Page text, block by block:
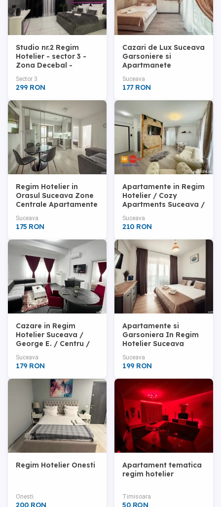
Studio nr.2 Regim
Hotelier - sector 3 -
Zona Decebal -
Sector 3
299 RON
Cazari de Lux Suceava
Garsoniere si
Apartmanete
Vouchere de Vacanta
Suceava
177 RON
Regim Hotelier in
Orasul Suceava Zone
Centrale Apartamente
Vouchere Vacante
Suceava
175 RON
Apartamente in Regim
Hotelier / Cozy
Apartments Suceava /
SODEXO
Suceava
210 RON
Cazare in Regim
Hotelier Suceava /
George E. / Centru /
Suceava
179 RON
Apartamente si
Garsoniera In Regim
Hotelier Suceava
Suceava
199 RON
Regim Hotelier Onesti
Onesti
200 RON
Apartament tematica
regim hotelier
Timisoara
50 RON